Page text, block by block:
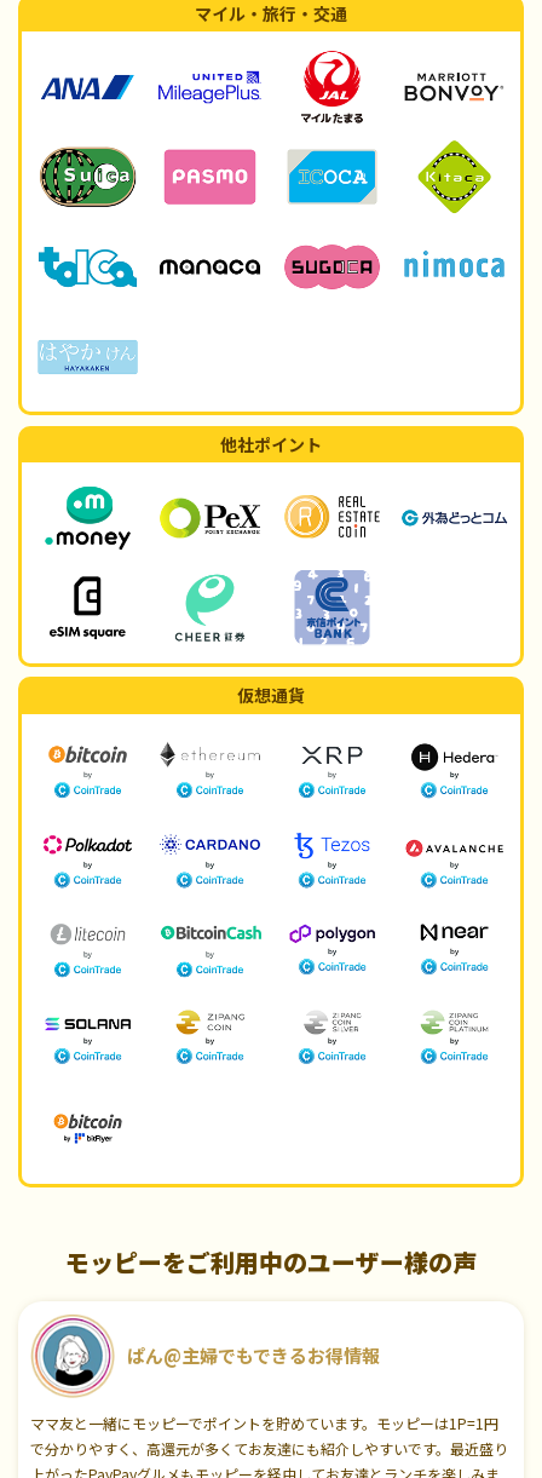
マイル・旅行・交通
他社ポイント
仮想通貨
モッピーをご利用中のユーザー様の声
ぱん@主婦でもできるお得情報
ママ友と一緒にモッピーでポイントを貯めています。モッピーは1P=1円
で分かりやすく、高還元が多くてお友達にも紹介しやすいです。最近盛り